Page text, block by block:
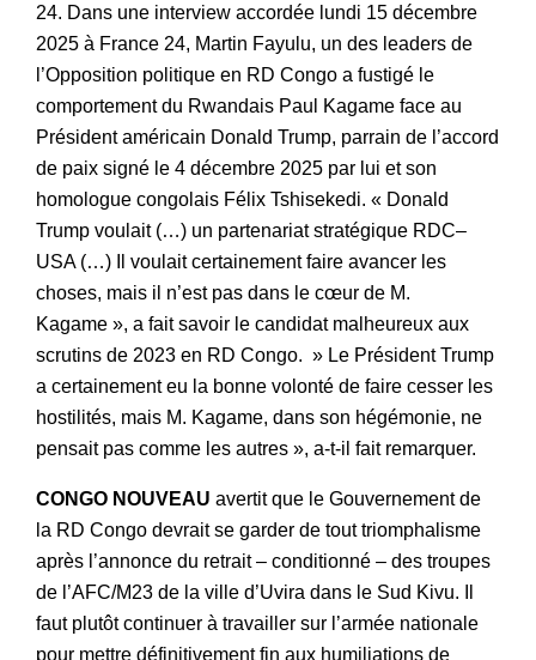
24. Dans une interview accordée lundi 15 décembre
2025 à France 24, Martin Fayulu, un des leaders de
l’Opposition politique en RD Congo a fustigé le
comportement du Rwandais Paul Kagame face au
Président américain Donald Trump, parrain de l’accord
de paix signé le 4 décembre 2025 par lui et son
homologue congolais Félix Tshisekedi. « Donald
Trump voulait (…) un partenariat stratégique RDC–
USA (…) Il voulait certainement faire avancer les
choses, mais il n’est pas dans le cœur de M.
Kagame », a fait savoir le candidat malheureux aux
scrutins de 2023 en RD Congo. » Le Président Trump
a certainement eu la bonne volonté de faire cesser les
hostilités, mais M. Kagame, dans son hégémonie, ne
pensait pas comme les autres », a-t-il fait remarquer.
CONGO NOUVEAU avertit que le Gouvernement de
la RD Congo devrait se garder de tout triomphalisme
après l’annonce du retrait – conditionné – des troupes
de l’AFC/M23 de la ville d’Uvira dans le Sud Kivu. Il
faut plutôt continuer à travailler sur l’armée nationale
pour mettre définitivement fin aux humiliations de